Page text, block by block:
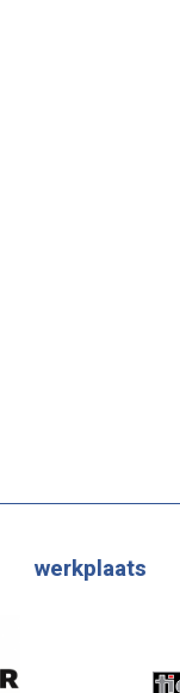
werkplaats